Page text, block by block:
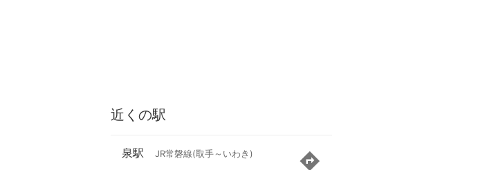
近くの駅
泉駅 JR常磐線(取手～いわき)